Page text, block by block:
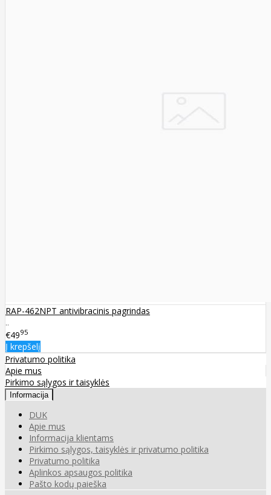
RAP-462NPT antivibracinis pagrindas
..
€4995
Į krepšelį
Privatumo politika
Apie mus
Pirkimo sąlygos ir taisyklės
Informacija
DUK
Apie mus
Informacija klientams
Pirkimo sąlygos, taisyklės ir privatumo politika
Privatumo politika
Aplinkos apsaugos politika
Pašto kodų paieška